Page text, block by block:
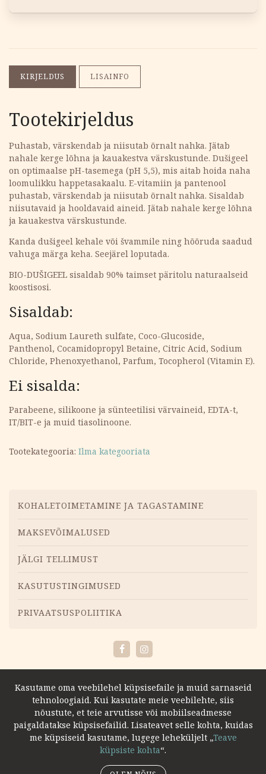
KIRJELDUS LISAINFO
Tootekirjeldus
Puhastab, värskendab ja niisutab õrnalt nahka. Jätab
nahale kerge lõhna ja kauakestva värskustunde. Dušigeel
on optimaalse pH-tasemega (pH 5,5), mis aitab hoida naha
loomulikku happetasakaalu. E-vitamiin ja pantenool
puhastab, värskendab ja niisutab õrnalt nahka. Sisaldab
niisutavaid ja hooldavaid aineid. Jätab nahale kerge lõhna
ja kauakestva värskustunde.
Kanda dušigeel kehale või švammile ning hõõruda saadud
vahuga märga keha. Seejärel loputada.
BIO-DUŠIGEEL sisaldab 90% taimset päritolu naturaalseid
koostisosi.
Sisaldab:
Aqua, Sodium Laureth sulfate, Coco-Glucoside,
Panthenol, Cocamidopropyl Betaine, Citric Acid, Sodium
Chloride, Phenoxyethanol, Parfum, Tocopherol (Vitamin E).
Ei sisalda:
Parabeene, silikoone ja sünteetilisi värvaineid, EDTA-t,
IT/BIT-e ja muid tiasolinoone.
Tootekategooria: Ilma kategooriata
Menüü
KOHALETOIMETAMINE JA TAGASTAMINE
MAKSEVÕIMALUSED
JÄLGI TELLIMUST
KASUTUSTINGIMUSED
PRIVAATSUSPOLIITIKA
FacebookInstagram
Kasutame oma veebilehel küpsisefaile ja muid sarnaseid
tehnoloogiaid. Kui kasutate meie veebilehte, siis
nõustute, et teie arvutisse või mobiilseadmesse
paigaldatakse küpsisefailid. Lisateavet selle kohta, kuidas
me küpsiseid kasutame, lugege leheküljelt „Teave
küpsiste kohta“.